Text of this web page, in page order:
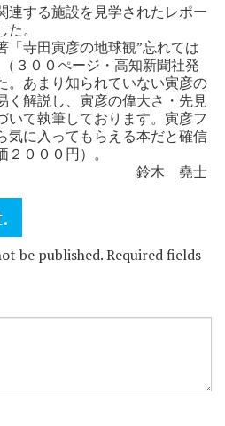
連する施設を見学されたレポー
。
寺田寅彦の地球観”忘れては
（３００ぺージ・高知新聞社発
。あまり知られていない寅彦の
く解説し、寅彦の偉大さ・先見
いて執筆しております。寅彦フ
気に入ってもらえる本だと確信
０００円）。
堯士
be published. Required fields